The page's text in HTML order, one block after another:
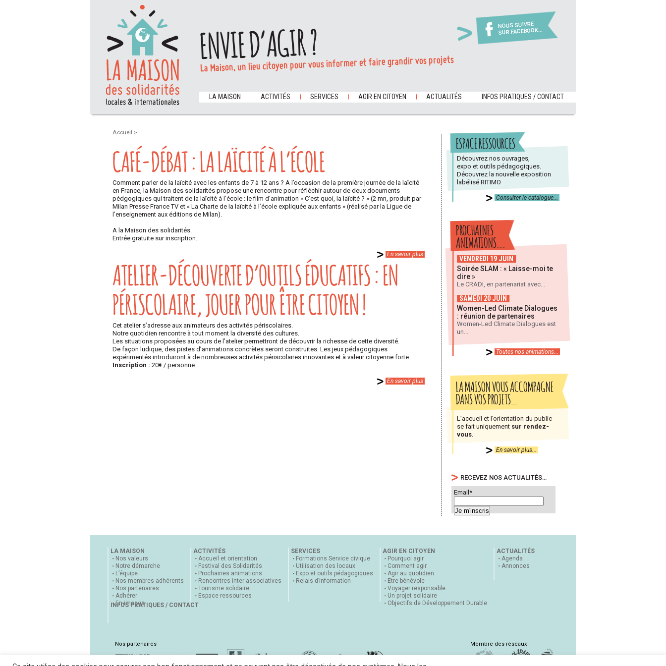
NOUS SUIVRE
SUR FACEBOOK...
ENVIE D’AGIR ?
La Maison, un lieu citoyen pour vous informer et faire grandir vos projets
LA MAISON ACTIVITÉS SERVICES AGIR EN CITOYEN ACTUALITÉS INFOS PRATIQUES / CONTACT
Accueil >
CAFÉ-DÉBAT : LA LAÏCITÉ À L’ÉCOLE
Comment parler de la laïcité avec les enfants de 7 à 12 ans ? A l’occasion de la première journée de la laïcité
en France, la Maison des solidarités propose une rencontre pour réfléchir autour de deux documents
pédgogiques qui traitent de la laïcité à l’école : le film d’animation « C’est quoi, la laïcité ? » (2 mn, produit par
Milan Presse France TV et « La Charte de la laïcité à l’école expliquée aux enfants » (réalisé par la Ligue de
l’enseignement aux éditions de Milan).
A la Maison des solidarités.
Entrée gratuite sur inscription.
En savoir plus
ATELIER-DÉCOUVERTE D’OUTILS ÉDUCATIFS : EN
PÉRISCOLAIRE, JOUER POUR ÊTRE CITOYEN !
Cet atelier s’adresse aux animateurs des activités périscolaires.
Notre quotidien rencontre à tout moment la diversité des cultures.
Les situations proposées au cours de l’atelier permettront de découvrir la richesse de cette diversité.
De façon ludique, des pistes d’animations concrètes seront construites. Les jeux pédagogiques
expérimentés introduiront à de nombreuses activités périscolaires innovantes et à valeur citoyenne forte.
Inscription : 20€ / personne
En savoir plus
ESPACE RESSOURCES
Découvrez nos ouvrages,
expo et outils pédagogiques.
Découvrez la nouvelle exposition
labélisé RITIMO
Consulter le catalogue...
PROCHAINES
ANIMATIONS...
VENDREDI 19 JUIN
Soirée SLAM : « Laisse-moi te
dire »
Le CRADI, en partenariat avec...
SAMEDI 20 JUIN
Women-Led Climate Dialogues
: réunion de partenaires
Women-Led Climate Dialogues est
un...
Toutes nos animations...
LA MAISON VOUS ACCOMPAGNE
DANS VOS PROJETS…
L’accueil et l’orientation du public
se fait uniquement sur rendez-
vous
En savoir plus...
RECEVEZ NOS ACTUALITÉS…
Email*
LA MAISON
Nos valeurs
Notre démarche
L’équipe
Nos membres adhérents
Nos partenaires
Adhérer
En images
ACTIVITÉS
Accueil et orientation
Festival des Solidarités
Prochaines animations
Rencontres inter-associatives
Tourisme solidaire
Espace ressources
SERVICES
Formations Service civique
Utilisation des locaux
Expo et outils pédagogiques
Relais d’information
AGIR EN CITOYEN
Pourquoi agir
Comment agir
Agir au quotidien
Etre bénévole
Voyager responsable
Un projet solidaire
Objectifs de Développement Durable
ACTUALITÉS
Agenda
Annonces
INFOS PRATIQUES / CONTACT
Nos partenaires Membre des réseaux